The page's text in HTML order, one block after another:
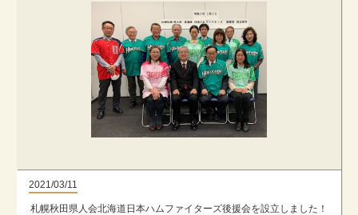
2021/03/11
札幌秋田県人会北海道日本ハムファイターズ後援会を設立しました！